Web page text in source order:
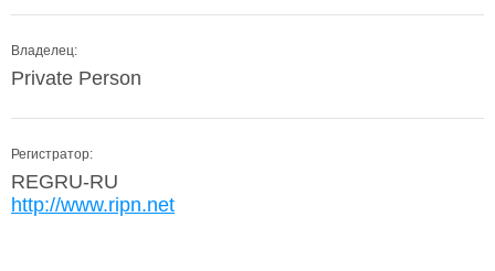
Владелец:
Private Person
Регистратор:
REGRU-RU
http://www.ripn.net